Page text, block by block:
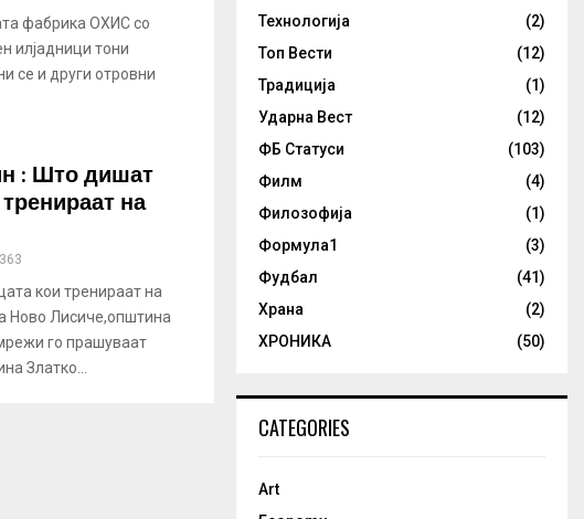
фабрика ОХИС со
илјадници тони
се и други отровни
: Што дишат
на
363
кои тренираат на
Ново Лисиче,општина
го прашуваат
Златко...
Технологија
(2)
Топ Вести
(12)
Традиција
(1)
Ударна Вест
(12)
ФБ Статуси
(103)
Филм
(4)
Филозофија
(1)
Формула1
(3)
Фудбал
(41)
Храна
(2)
ХРОНИКА
(50)
CATEGORIES
Art